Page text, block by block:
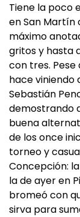
Tiene la poco
en San Martín
máximo
gritos y hasta
con tres. Pese
hace viniendo
Sebastián
demostrando
buena
de los once
torneo y
Concepción:
la de ayer en
bromeó con
sirva para